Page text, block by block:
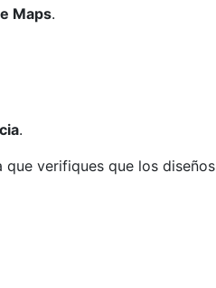
Maps.
.
que verifiques que los diseños